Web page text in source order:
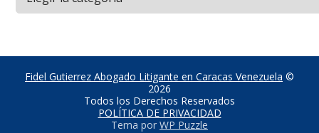
Fidel Gutierrez Abogado Litigante en Caracas Venezuela ©
2026
Todos los Derechos Reservados
POLÍTICA DE PRIVACIDAD
Tema por WP Puzzle